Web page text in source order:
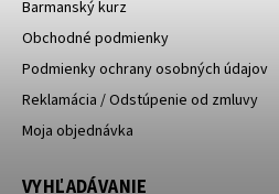
Barmanský kurz
Obchodné podmienky
Podmienky ochrany osobných údajov
Reklamácia / Odstúpenie od zmluvy
Moja objednávka
VYHĽADÁVANIE